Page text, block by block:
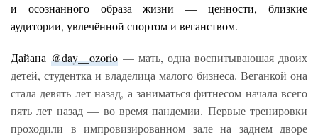
и осознанного образа жизни — ценности, близкие
аудитории, увлечённой спортом и веганством.
Дайана @day__ozorio — мать, одна воспитываюшая двоих
детей, студентка и владелица малого бизнеса. Веганкой она
стала девять лет назад, а заниматься фитнесом начала всего
пять лет назад — во время пандемии. Первые тренировки
проходили в импровизированном зале на заднем дворе